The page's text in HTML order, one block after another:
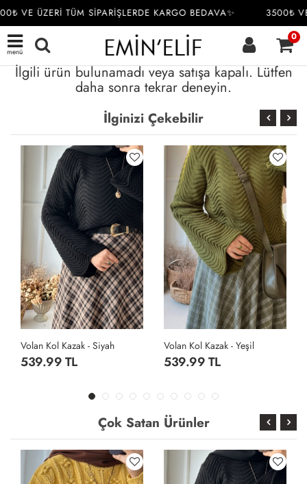
VE ÜZERİ TÜM SİPARİŞLERDE KARGO BEDAVA✨ 3500₺
menü
0
İlgili ürün bulunamadı veya satışa kapalı. Lütfen
daha sonra tekrar deneyin.
İlginizi Çekebilir
Volan Kol Kazak - Yeşil
539.99 TL
Ponponlu Kazak - Sarı
719.99 TL
Çok Satan Ürünler